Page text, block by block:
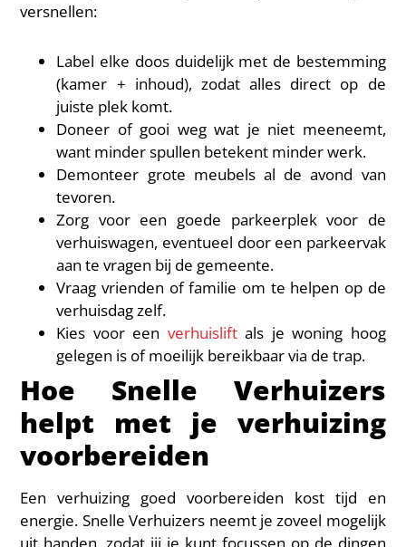
versnellen:
Label elke doos duidelijk met de bestemming
(kamer + inhoud), zodat alles direct op de
juiste plek komt.
Doneer of gooi weg wat je niet meeneemt,
want minder spullen betekent minder werk.
Demonteer grote meubels al de avond van
tevoren.
Zorg voor een goede parkeerplek voor de
verhuiswagen, eventueel door een parkeervak
aan te vragen bij de gemeente.
Vraag vrienden of familie om te helpen op de
verhuisdag zelf.
Kies voor een verhuisliftals je woning hoog
gelegen is of moeilijk bereikbaar via de trap.
Hoe Snelle Verhuizers
helpt met je verhuizing
voorbereiden
Een verhuizing goed voorbereiden kost tijd en
energie. Snelle Verhuizers neemt je zoveel mogelijk